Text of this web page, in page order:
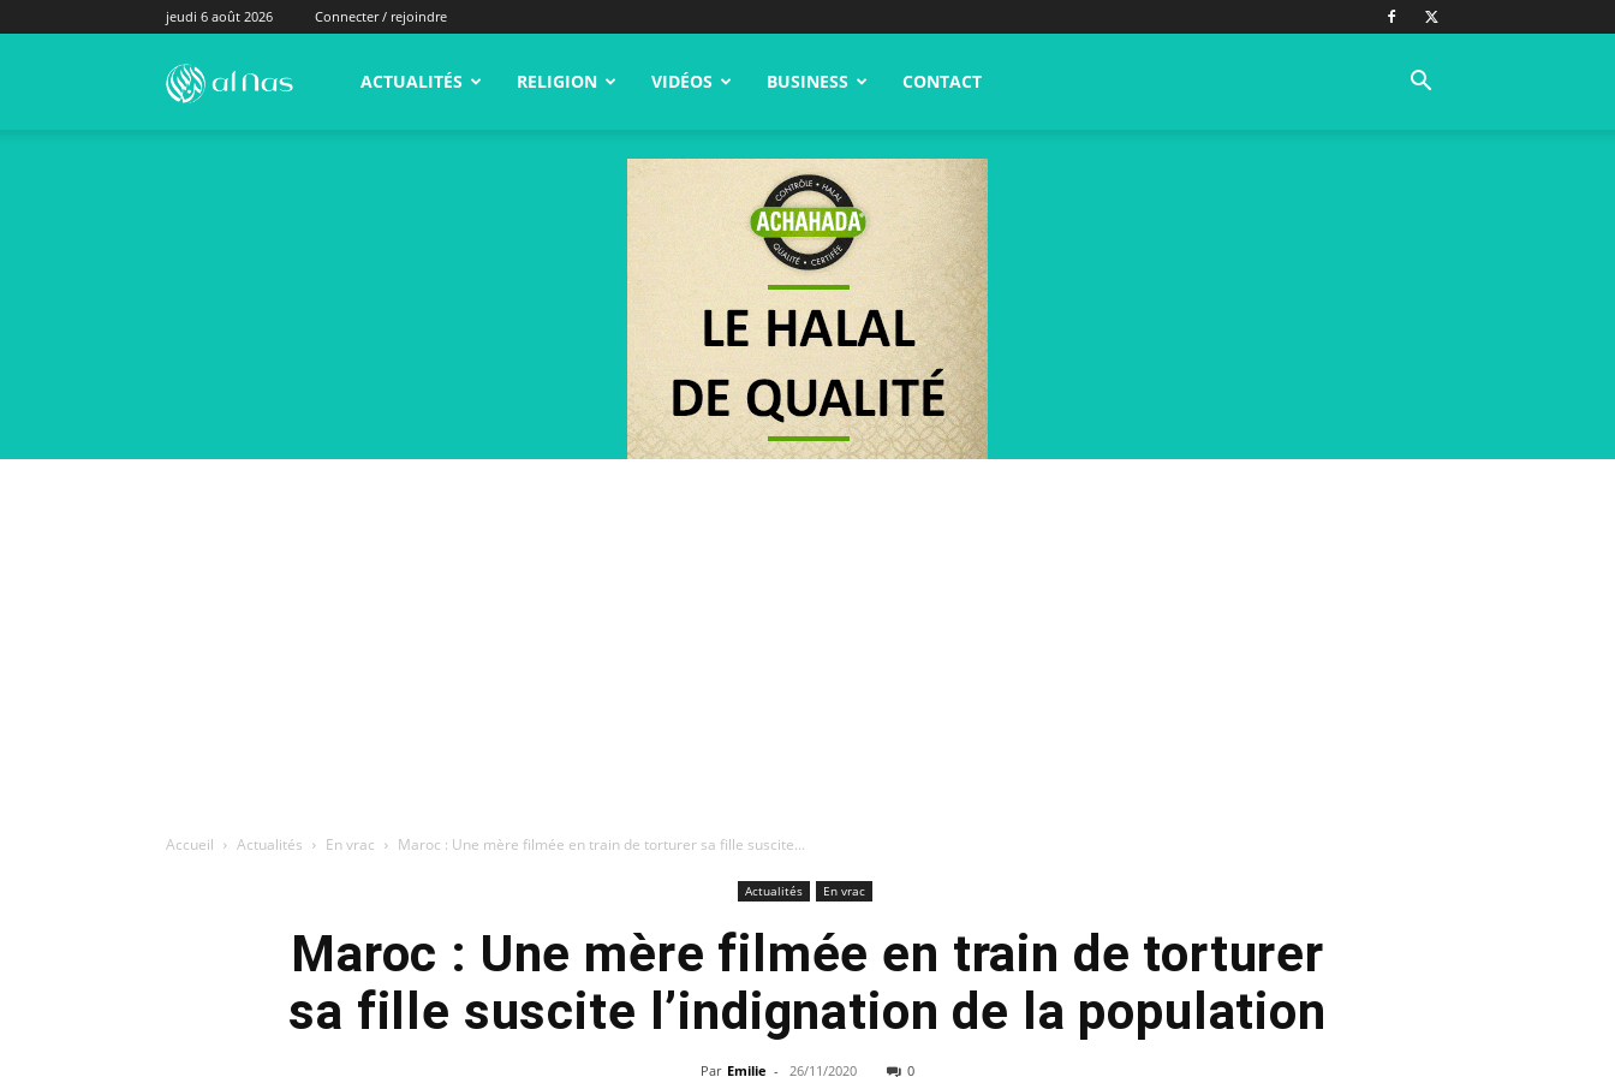
jeudi 6 août 2026 Connecter / rejoindre
alNas.fr ACTUALITÉS RELIGION VIDÉOS BUSINESS CONTACT
Accueil Actualités En vrac Maroc : Une mère filmée en train de torturer sa fille suscite...
Actualités En vrac
Maroc : Une mère filmée en train de torturer
sa fille suscite l’indignation de la population
Par Emilie - 26/11/2020 0